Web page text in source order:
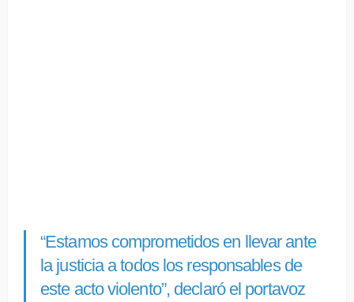
“Estamos comprometidos en llevar ante
la justicia a todos los responsables de
este acto violento”, declaró el portavoz